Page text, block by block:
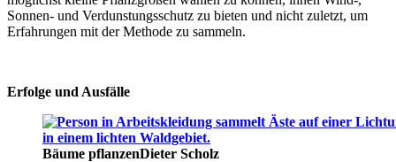
Sonnen- und Verdunstungsschutz zu bieten und nicht zuletzt, um
Erfahrungen mit der Methode zu sammeln.
Erfolge und Ausfälle
Bäume pflanzenDieter Scholz